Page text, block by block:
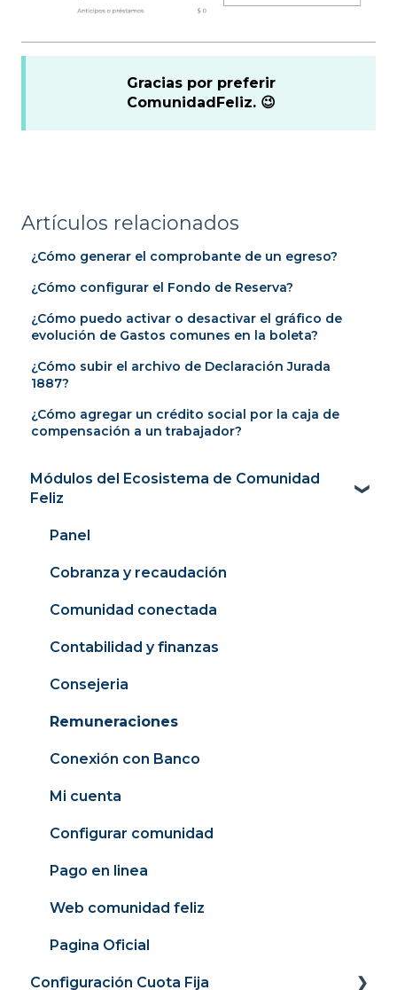
Gracias por preferir
ComunidadFeliz. 😉
Artículos relacionados
¿Cómo generar el comprobante de un egreso?
¿Cómo configurar el Fondo de Reserva?
¿Cómo puedo activar o desactivar el gráfico de
evolución de Gastos comunes en la boleta?
¿Cómo subir el archivo de Declaración Jurada
1887?
¿Cómo agregar un crédito social por la caja de
compensación a un trabajador?
Módulos del Ecosistema de Comunidad
Feliz
Panel
Cobranza y recaudación
Comunidad conectada
Contabilidad y finanzas
Consejeria
Remuneraciones
Conexión con Banco
Mi cuenta
Configurar comunidad
Pago en linea
Web comunidad feliz
Pagina Oficial
Configuración Cuota Fija